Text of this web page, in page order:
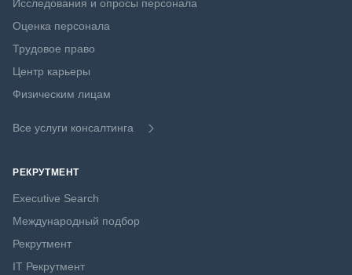
Исследования и опросы персонала
Оценка персонала
Трудовое право
Центр карьеры
Физическим лицам
Все услуги консалтинга
РЕКРУТМЕНТ
Executive Search
Международный подбор
Рекрутмент
IT Рекрутмент